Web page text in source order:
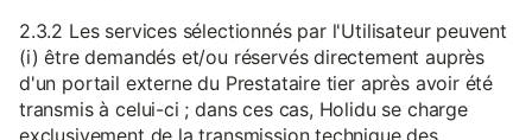
2.3.2 Les services sélectionnés par l'Utilisateur peuvent
(i) être demandés et/ou réservés directement auprès
d'un portail externe du Prestataire tier après avoir été
transmis à celui-ci ; dans ces cas, Holidu se charge